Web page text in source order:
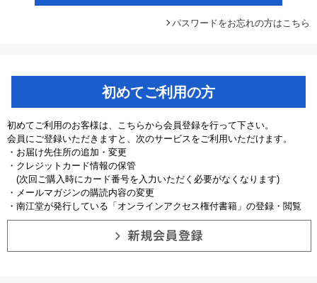
パスワードをお忘れの方はこちら
初めてご利用の方
初めてご利用のお客様は、こちらから会員登録を行って下さい。
会員にご登録いただきますと、次のサービスをご利用いただけます。
・お届け先住所の追加・変更
・クレジットカード情報の保管
(次回ご購入時にカード番号を入力いただく必要がなくなります)
・メールマガジンの購読内容の変更
・南江堂が発行している「オンラインアクセス権付書籍」の登録・閲覧